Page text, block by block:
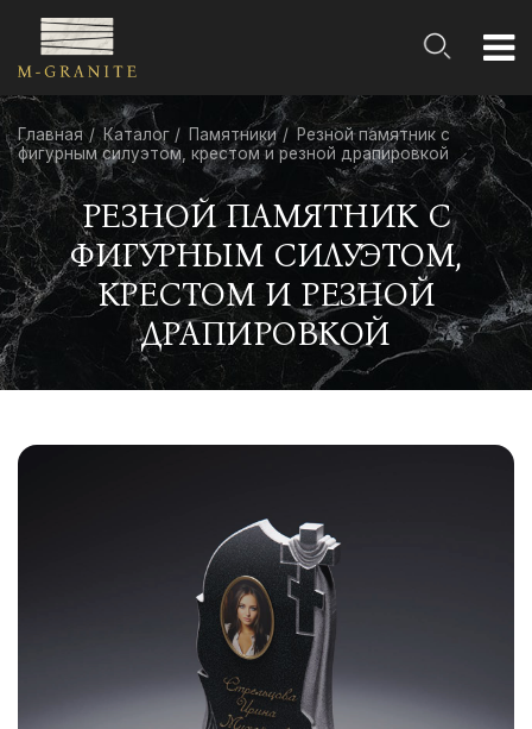
Главная Каталог Памятники
Резной памятник с
фигурным силуэтом, крестом и резной драпировкой
РЕЗНОЙ ПАМЯТНИК С
ФИГУРНЫМ СИЛУЭТОМ,
КРЕСТОМ И РЕЗНОЙ
ДРАПИРОВКОЙ